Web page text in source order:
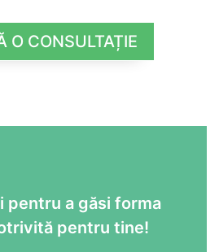
O CONSULTAȚIE
pentru a găsi forma
pentru tine!